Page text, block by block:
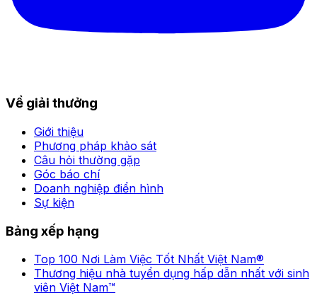
Về giải thưởng
Giới thiệu
Phương pháp khảo sát
Câu hỏi thường gặp
Góc báo chí
Doanh nghiệp điển hình
Sự kiện
Bảng xếp hạng
Top 100 Nơi Làm Việc Tốt Nhất Việt Nam®
Thương hiệu nhà tuyển dụng hấp dẫn nhất với sinh
viên Việt Nam™